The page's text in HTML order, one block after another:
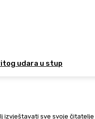
udara u stup
izvještavati sve svoje